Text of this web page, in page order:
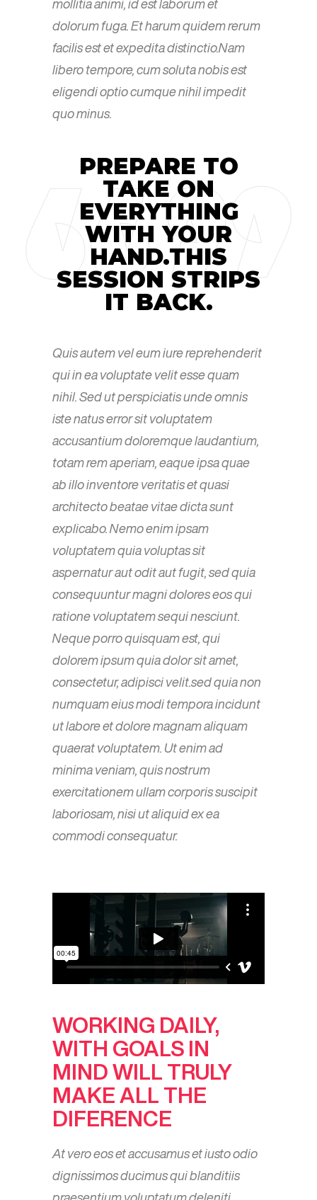
mollitia animi, id est laborum et
dolorum fuga. Et harum quidem rerum
facilis est et expedita distinctio.Nam
libero tempore, cum soluta nobis est
eligendi optio cumque nihil impedit
quo minus.
PREPARE TO
TAKE ON
EVERYTHING
WITH YOUR
HAND.THIS
SESSION STRIPS
IT BACK.
Quis autem vel eum iure reprehenderit
qui in ea voluptate velit esse quam
nihil. Sed ut perspiciatis unde omnis
iste natus error sit voluptatem
accusantium doloremque laudantium,
totam rem aperiam, eaque ipsa quae
ab illo inventore veritatis et quasi
architecto beatae vitae dicta sunt
explicabo. Nemo enim ipsam
voluptatem quia voluptas sit
aspernatur aut odit aut fugit, sed quia
consequuntur magni dolores eos qui
ratione voluptatem sequi nesciunt.
Neque porro quisquam est, qui
dolorem ipsum quia dolor sit amet,
consectetur, adipisci velit.sed quia non
numquam eius modi tempora incidunt
ut labore et dolore magnam aliquam
quaerat voluptatem. Ut enim ad
minima veniam, quis nostrum
exercitationem ullam corporis suscipit
laboriosam, nisi ut aliquid ex ea
commodi consequatur.
WORKING DAILY,
WITH GOALS IN
MIND WILL TRULY
MAKE ALL THE
DIFERENCE
At vero eos et accusamus et iusto odio
dignissimos ducimus qui blanditiis
praesentium voluptatum deleniti